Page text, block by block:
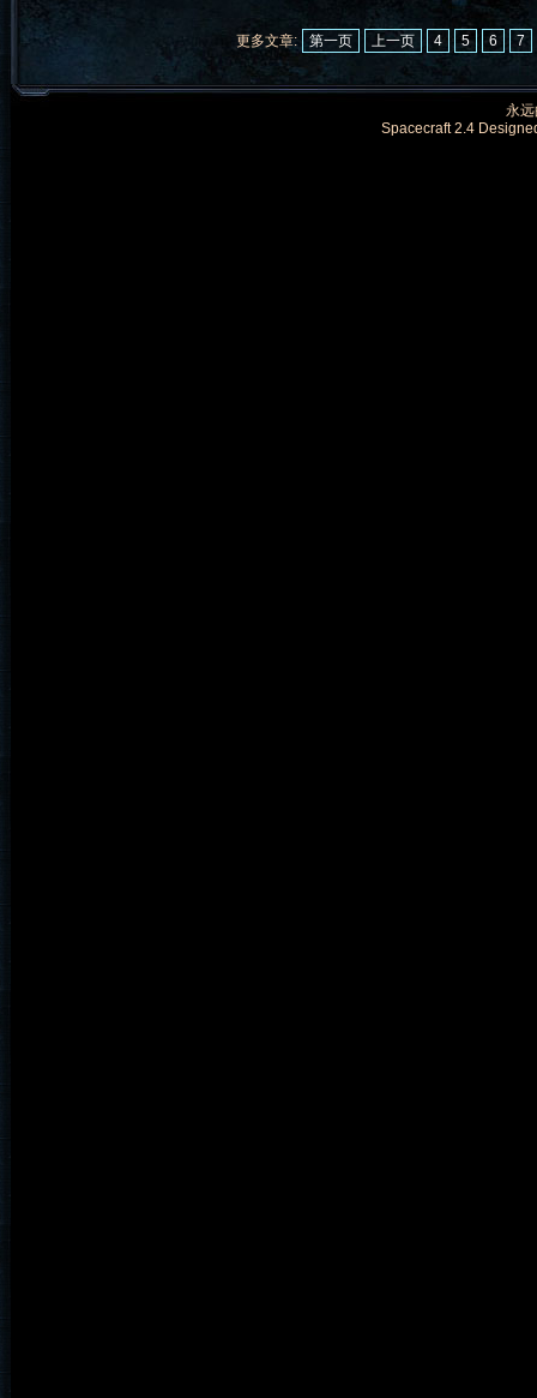
更多文章: 第一页 上一页 4 5 6 7
永
Spacecraft 2.4